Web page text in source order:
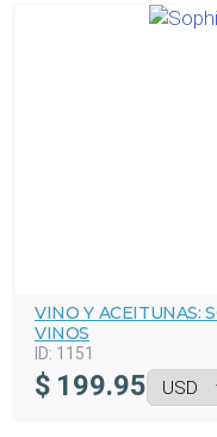
VINO Y ACEITUNAS:
VINOS
ID: 1151
$ 199.95